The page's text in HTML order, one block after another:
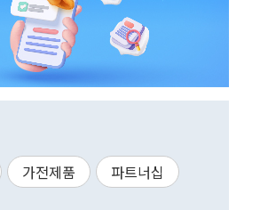
가전제품
파트너십